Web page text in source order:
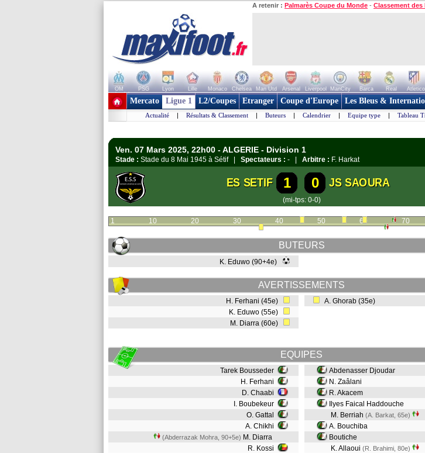
A retenir : Palmarès Coupe du Monde - Classement des
OM PSG Lyon Lille Monaco Chelsea Man Utd Arsenal Liverpool ManCity Barca Real Atletico
+ de clubs
Mercato Ligue 1 L2/Coupes Etranger Coupe d'Europe Les Bleus &
Actualité | Résultats & Classement | Buteurs | Calendrier | Equipe type | Tableau
Ven. 07 Mars 2025, 22h00 - ALGERIE - Division 1
Stade : Stade du 8 Mai 1945 à Sétif | Spectateurs : - | Arbitre : F. Harkat
ES SETIF 1 0 JS SAOURA
(mi-tps: 0-0)
1 10 20 30 40 50 60 70
BUTEURS
K. Eduwo (90+4e)
AVERTISSEMENTS
H. Ferhani (45e)
K. Eduwo (55e)
M. Diarra (60e)
A. Ghorab (35e)
EQUIPES
Tarek Bousseder
H. Ferhani
D. Chaabi
I. Boubekeur
O. Gattal
A. Chikhi
(Abderrazak Mohra, 90+5e) M. Diarra
R. Kossi
Abdenasser Djoudar
N. Zaâlani
R. Akacem
Ilyes Faical Haddouche
M. Berriah (A. Barkat, 65e)
A. Bouchiba
Boutiche
K. Allaoui (R. Brahimi, 80e)